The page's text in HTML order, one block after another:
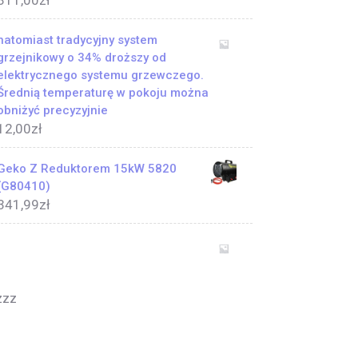
tradycyjny system
o 34% droższy od
systemu grzewczego.
temperaturę w pokoju można
precyzyjnie
zł
Z Reduktorem 15kW 5820
zł